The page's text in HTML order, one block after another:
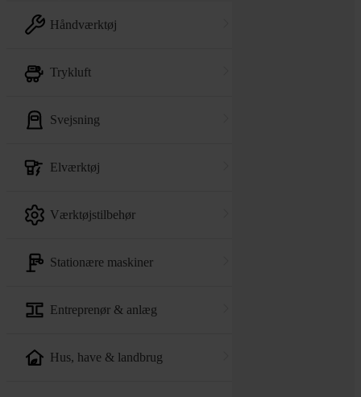
håndværktøj
trykluft
svejsning
elværktøj
værktøjstilbehør
stationære maskiner
entreprenør & anlæg
hus, have & landbrug